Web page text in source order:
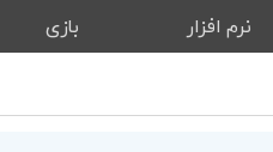
نرم‌ افزار بازی